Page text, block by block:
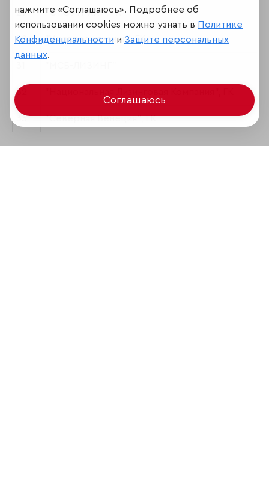
29 "СТОУН-XXI", ГК
30 "Уралпромлизинг", ГК
32
33 "Северная Венеция", ГК
нажмите «Соглашаюсь». Подробнее об
использовании cookies можно узнать в Политике
Конфиденциальности и Защите персональных
данных.
Соглашаюсь